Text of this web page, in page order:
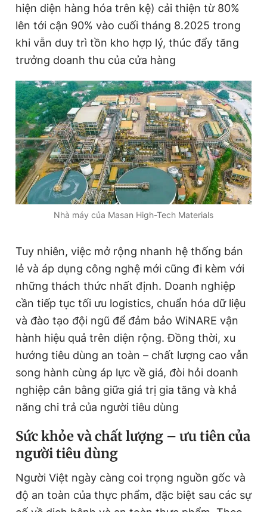
hiện diện hàng hóa trên kệ) cải thiện từ 80%
lên tới cận 90% vào cuối tháng 8.2025 trong
khi vẫn duy trì tồn kho hợp lý, thúc đẩy tăng
trưởng doanh thu của cửa hàng
Nhà máy của Masan High-Tech Materials
Tuy nhiên, việc mở rộng nhanh hệ thống bán
lẻ và áp dụng công nghệ mới cũng đi kèm với
những thách thức nhất định. Doanh nghiệp
cần tiếp tục tối ưu logistics, chuẩn hóa dữ liệu
và đào tạo đội ngũ để đảm bảo WiNARE vận
hành hiệu quả trên diện rộng. Đồng thời, xu
hướng tiêu dùng an toàn – chất lượng cao vẫn
song hành cùng áp lực về giá, đòi hỏi doanh
nghiệp cân bằng giữa giá trị gia tăng và khả
năng chi trả của người tiêu dùng
Sức khỏe và chất lượng – ưu tiên của
người tiêu dùng
Người Việt ngày càng coi trọng nguồn gốc và
độ an toàn của thực phẩm, đặc biệt sau các sự